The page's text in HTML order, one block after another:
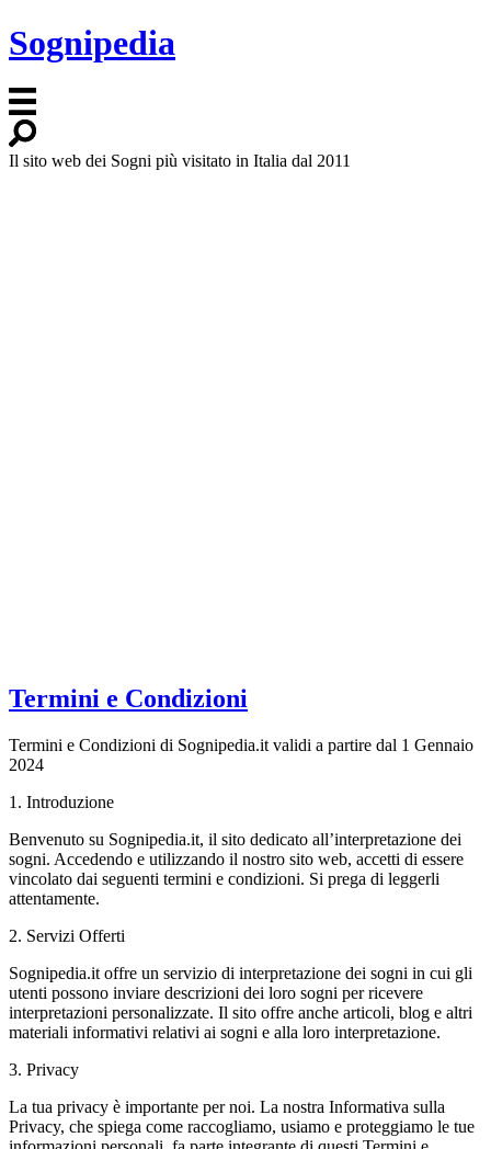
Sognipedia
Il sito web dei Sogni più visitato in Italia dal 2011
Termini e Condizioni
Termini e Condizioni di Sognipedia.it validi a partire dal 1 Gennaio
2024
1. Introduzione
Benvenuto su Sognipedia.it, il sito dedicato all’interpretazione dei
sogni. Accedendo e utilizzando il nostro sito web, accetti di essere
vincolato dai seguenti termini e condizioni. Si prega di leggerli
attentamente.
2. Servizi Offerti
Sognipedia.it offre un servizio di interpretazione dei sogni in cui gli
utenti possono inviare descrizioni dei loro sogni per ricevere
interpretazioni personalizzate. Il sito offre anche articoli, blog e altri
materiali informativi relativi ai sogni e alla loro interpretazione.
3. Privacy
La tua privacy è importante per noi. La nostra Informativa sulla
Privacy, che spiega come raccogliamo, usiamo e proteggiamo le tue